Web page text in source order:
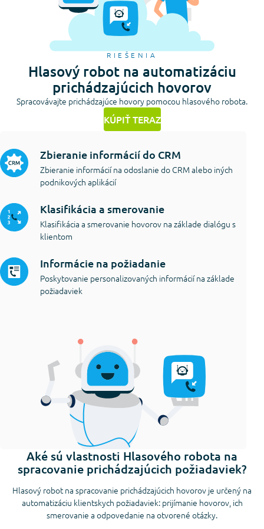
RIEŠENIA
Hlasový robot na automatizáciu
prichádzajúcich hovorov
Spracovávajte prichádzajúce hovory pomocou hlasového robota.
KÚPIŤ TERAZ
Zbieranie informácií do CRM
Zbieranie informácií na odoslanie do CRM alebo iných
podnikových aplikácií
Klasifikácia a smerovanie
Klasifikácia a smerovanie hovorov na základe dialógu s
klientom
Informácie na požiadanie
Poskytovanie personalizovaných informácií na základe
požiadaviek
Aké sú vlastnosti Hlasového robota na
spracovanie prichádzajúcich požiadaviek?
Hlasový robot na spracovanie prichádzajúcich hovorov je určený na
automatizáciu klientskych požiadaviek: prijímanie hovorov, ich
smerovanie a odpovedanie na otvorené otázky.